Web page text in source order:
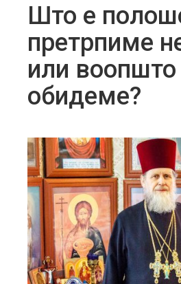
Што е
претрпиме
или воопшто
обидеме?